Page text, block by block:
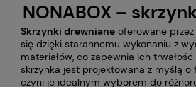
NONABOX –
Skrzynki drewnianeoferowane przez
się dzięki starannemu wykonaniu z
materiałów, co zapewnia ich
skrzynka jest projektowana z myślą o
czyni je idealnym wyborem do